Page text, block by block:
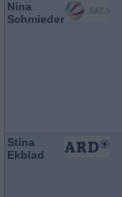
Nina
Schmieder
Stina
Ekblad